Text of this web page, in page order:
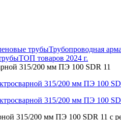
трубыТрубопроводная
ТОП товаров 2024 г.
315/200 мм ПЭ 100 SDR 11
315/200 мм ПЭ 100 SDR 11 с